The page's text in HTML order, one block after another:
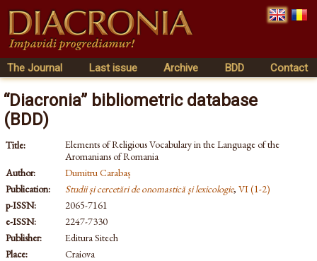
The Journal Last issue Archive BDD Contact
“Diacronia” bibliometric database
(BDD)
Title:
Elements of Religious Vocabulary in the Language of the
Aromanians of Romania
Author:
Dumitru Carabaș
Publication:
Studii și cercetări de onomastică și lexicologie, VI (1-2)
p-ISSN:
2065-7161
e-ISSN:
2247-7330
Publisher:
Editura Sitech
Place:
Craiova